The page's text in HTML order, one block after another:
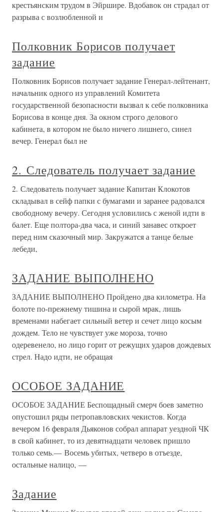
крестьянским трудом в Эйршире. Вдобавок он страдал от
разрыва с возлюбленной и
Полковник Борисов получает
задание
Полковник Борисов получает задание Генерал-лейтенант,
начальник одного из управлений Комитета
государственной безопасности вызвал к себе полковника
Борисова в конце дня. За окном строго делового
кабинета, в котором не было ничего лишнего, синел
вечер. Генерал был не
2. Следователь получает задание
2. Следователь получает задание Капитан Клокотов
складывал в сейф папки с бумагами и заранее радовался
свободному вечеру. Сегодня условились с женой идти в
балет. Еще полтора-два часа, и синий занавес откроет
перед ним сказочный мир. Закружатся а танце белые
лебеди,
ЗАДАНИЕ ВЫПОЛНЕНО
ЗАДАНИЕ ВЫПОЛНЕНО Пройдено два километра. На
болоте по-прежнему тишина и сырой мрак, лишь
временами набегает сильный ветер и сечет лицо косым
дождем. Тело не чувствует уже мороза, точно
одеревенело, но лицо горит от режущих ударов дождевых
стрел. Надо идти, не обращая
ОСОБОЕ ЗАДАНИЕ
ОСОБОЕ ЗАДАНИЕ Беспощадный смерч боев заметно
опустошил ряды петропавловских чекистов. Когда
вечером 16 февраля Дьяконов собрал аппарат уездной ЧК
в свой кабинет, то из девятнадцати человек пришло
только семь.— Восемь убитых, четверо в отъезде,
остальные налицо, —
Задание